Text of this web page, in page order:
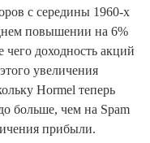
с середины 1960-х
повышении на 6%
чего доходность акций
увеличения
Hormel теперь
больше, чем на Spam
прибыли.